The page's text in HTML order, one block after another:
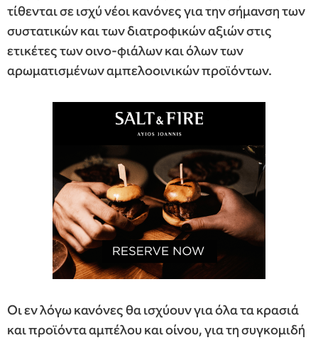
τίθενται σε ισχύ νέοι κανόνες για την σήμανση των
συστατικών και των διατροφικών αξιών στις
ετικέτες των οινο-φιάλων και όλων των
αρωματισμένων αμπελοοινικών προϊόντων.
Οι εν λόγω κανόνες θα ισχύουν για όλα τα κρασιά
και προϊόντα αμπέλου και οίνου, για τη συγκομιδή